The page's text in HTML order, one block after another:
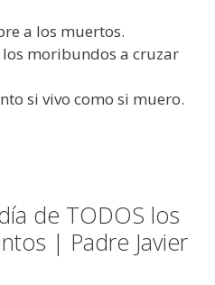
a los muertos.
moribundos a cruzar
si vivo como si muero.
de TODOS los
| Padre Javier